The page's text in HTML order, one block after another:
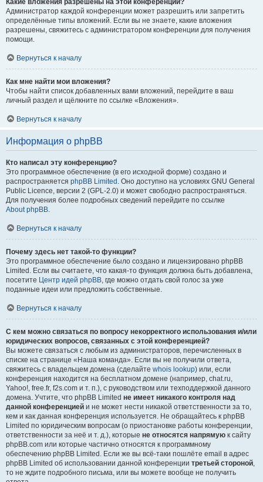
Какие вложения разрешены на этой конференции?
Администратор каждой конференции может разрешить или запретить
определённые типы вложений. Если вы не знаете, какие вложения
разрешены, свяжитесь с администратором конференции для получения
помощи.
Вернуться к началу
Как мне найти мои вложения?
Чтобы найти список добавленных вами вложений, перейдите в ваш
личный раздел и щёлкните по ссылке «Вложения».
Вернуться к началу
Информация о phpBB
Кто написал эту конференцию?
Это программное обеспечение (в его исходной форме) создано и
распространяется phpBB Limited . Оно доступно на условиях GNU General
Public Licence, версии 2 (GPL-2.0) и может свободно распространяться.
Для получения более подробных сведений перейдите по ссылке
About phpBB.
Вернуться к началу
Почему здесь нет такой-то функции?
Это программное обеспечение было создано и лицензировано phpBB
Limited. Если вы считаете, что какая-то функция должна быть добавлена,
посетите Центр идей phpBB, где можно отдать свой голос за уже
поданные идеи или предложить собственные.
Вернуться к началу
С кем можно связаться по вопросу некорректного использования и/или
юридических вопросов, связанных с этой конференцией?
Вы можете связаться с любым из администраторов, перечисленных в
списке на странице «Наша команда». Если вы не получили ответа,
свяжитесь с владельцем домена (сделайте whois lookup) или, если
конференция находится на бесплатном домене (например, chat.ru,
Yahoo!, free.fr, f2s.com и т. п.), с руководством или техподдержкой данного
домена. Учтите, что phpBB Limited не имеет никакого контроля над
данной конференцией и не может нести никакой ответственности за то,
кем и как данная конференция используется. Не обращайтесь к phpBB
Limited по юридическим вопросам (о приостановке работы конференции,
ответственности за неё и т. д.), которые не относятся напрямую к сайту
phpBB.com или которые частично относятся к программному
обеспечению phpBB Limited. Если же вы всё-таки пошлёте email в адрес
phpBB Limited об использовании данной конференции третьей стороной,
то не ждите подробного письма, или вы можете вообще не получить